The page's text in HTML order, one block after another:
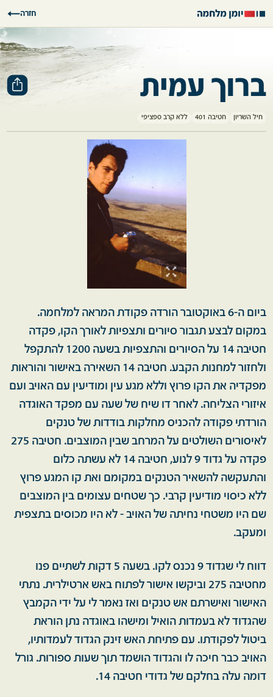
חזרה
ברוך עמית
חיל השריון חטיבה 401 ללא קרב ספציפי
ביום ה-6 באוקטובר הורדה פקודת המראה למלחמה.
במקום לבצע תגבור סיורים ותצפיות לאורך הקו, פקדה
חטיבה 14 על הסיורים והתצפיות בשעה 1200 להתקפל
ולחזור למחנות הקבע. חטיבה 14 השאירה באישור והוראות
מפקדיה את הקו פרוץ וללא מגע עין ומודיעין עם האויב ועם
איזורי הצליחה. לאחר דו שיח של שעה עם מפקד האוגדה
הורדתי פקודה להכניס מחלקות בודדות של טנקים
לאיסורים השולטים על המרחב שבין המוצבים. חטיבה 275
פקדה על גדוד 9 לנוע, חטיבה 14 לא עשתה כלום
והתעקשה להשאיר הטנקים במקומם ואת קו המגע פרוץ
ללא כיסוי מודיעין קרבי. כך שטחים עצומים בין המוצבים
שם היו משטחי נחיתה של האויב - לא היו מכוסים בתצפית
ומעקב.
דווח לי שגדוד 9 נכנס לקו. בשעה 5 דקות לשתיים פנו
מחטיבה 275 וביקשו אישור לפתוח באש ארטילרית. נתתי
האישור ואישרתם אש טנקים ואז נאמר לי על ידי הקמבץ
שהגדוד לא בעמדות הואיל ומישהו באוגדה נתן הוראת
ביטול לפקודתו. עם פתיחת האש זינק הגדוד לעמדותיו,
האויב כבר חיכה לו והגדוד הושמד תוך שעות ספורות. גורל
דומה עלה בחלקם של גדודי חטיבה 14.